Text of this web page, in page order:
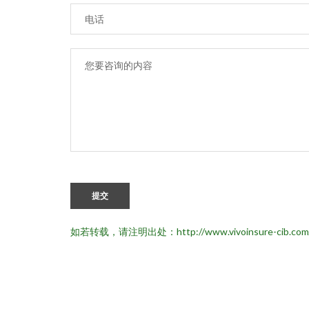
提交
如若转载，请注明出处：http://www.vivoinsure-